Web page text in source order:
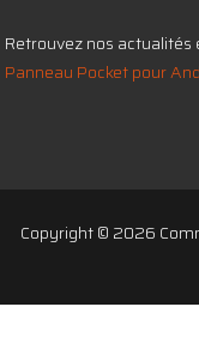
Retrouvez nos actualités
Panneau Pocket pour
Copyright © 2026